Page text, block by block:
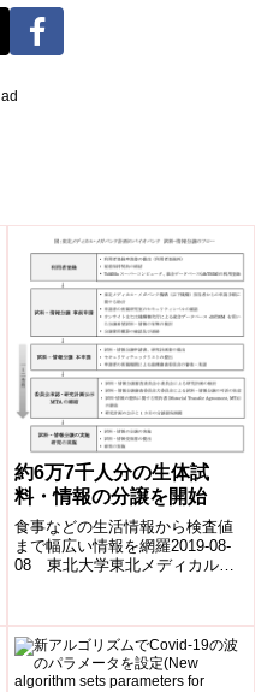
ad
約6万7千人分の生体試
料・情報の分譲を開始
食事などの生活情報から検査値
まで幅広い情報を網羅2019-08-
08 東北大学東北メディカル・
ク機構,...